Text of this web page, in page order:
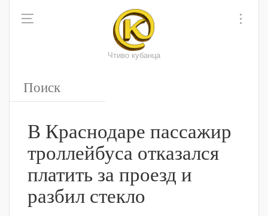
Чтиво кубанца
В Краснодаре пассажир
троллейбуса отказался
платить за проезд и
разбил стекло